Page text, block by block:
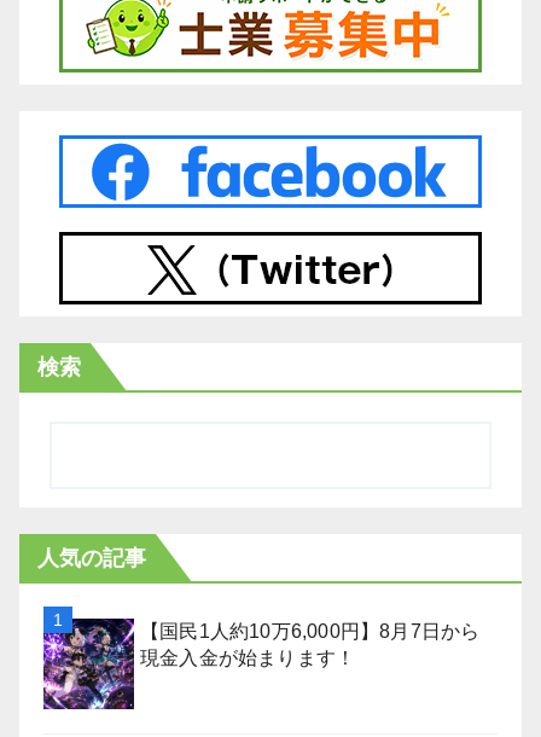
検索
人気の記事
【国民1人約10万6,000円】8月7日から
現金入金が始まります！